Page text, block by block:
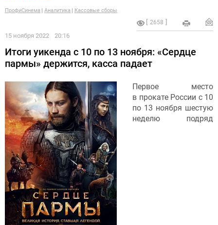
ПрофиСинема Аналитика Кассовые сборы
2658
15 ноября 2022 20:16
Итоги уикенда с 10 по 13 ноября: «Сердце
пармы» держится, касса падает
Первое место
в прокате России c 10
по 13 ноября шестую
неделю подряд